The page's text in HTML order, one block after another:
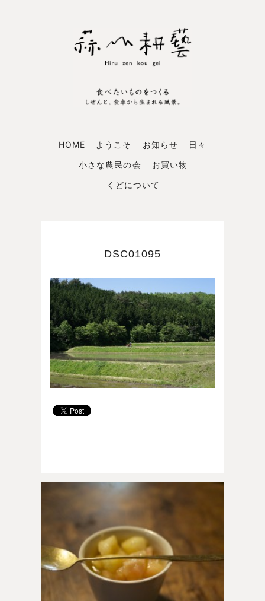
HOME ようこそ お知らせ
日々
小さな農民の会
お買い物
くどについて
DSC01095